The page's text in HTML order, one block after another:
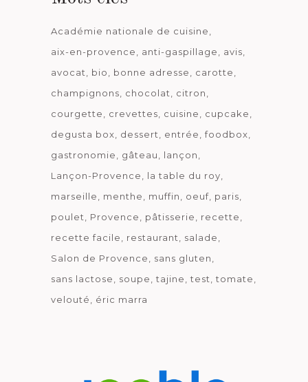
Académie nationale de cuisine
aix-en-provence
anti-gaspillage
avis
avocat
bio bonne adresse
carotte
champignons
chocolat
citron
courgette
crevettes cuisine
cupcake
degusta box
dessert entrée
foodbox
gastronomie
gâteau
lançon
Lançon-Provence
la table du roy
marseille
menthe muffin oeuf paris
poulet
Provence pâtisserie
recette
recette facile
restaurant
salade
Salon de Provence
sans gluten
sans lactose
soupe tajine test
tomate
velouté
éric marra